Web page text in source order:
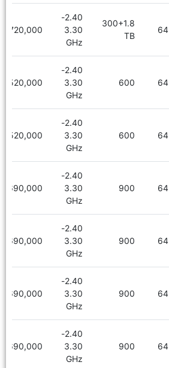
64
300+1.8
TB
2.40-
3.30
GHz
6,720,000
64
600
2.40-
3.30
GHz
5,520,000
64
600
2.40-
3.30
GHz
5,520,000
64
900
2.40-
3.30
GHz
5,690,000
64
900
2.40-
3.30
GHz
5,690,000
64
900
2.40-
3.30
GHz
5,690,000
64
900
2.40-
3.30
GHz
5,690,000